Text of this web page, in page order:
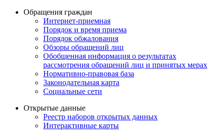
Обращения граждан
Интернет-приемная
Порядок и время приема
Порядок обжалования
Обзоры обращений лиц
Обобщенная информация о результатах
рассмотрения обращений лиц и принятых мерах
Нормативно-правовая база
Законодательная карта
Социальные сети
Открытые данные
Реестр наборов открытых данных
Интерактивные карты